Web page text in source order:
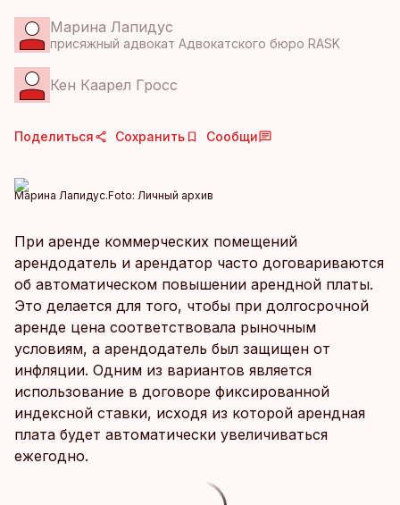
Марина Лапидус
присяжный адвокат Адвокатского бюро RASK
Кен Каарел Гросс
Поделиться Сохранить Сообщи
Марина Лапидус.Foto: Личный архив
При аренде коммерческих помещений
арендодатель и арендатор часто договариваются
об автоматическом повышении арендной платы.
Это делается для того, чтобы при долгосрочной
аренде цена соответствовала рыночным
условиям, а арендодатель был защищен от
инфляции. Одним из вариантов является
использование в договоре фиксированной
индексной ставки, исходя из которой арендная
плата будет автоматически увеличиваться
ежегодно.